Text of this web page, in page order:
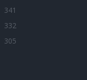
341
332
305